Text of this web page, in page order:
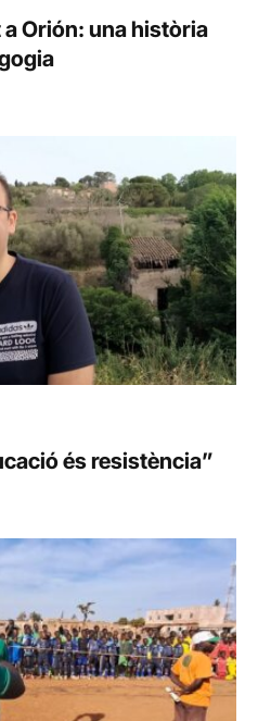
Orión: una història
és resistència”